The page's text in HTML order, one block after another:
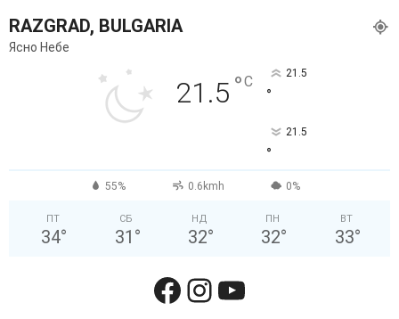
RAZGRAD, BULGARIA
Ясно Небе
21.5 °C 21.5
°
21.5
°
55% 0.6kmh 0%
ПТ
34°
СБ
31 °
НД
32°
ПН
32°
ВТ
33°
Facebook
Instagram
YouTube